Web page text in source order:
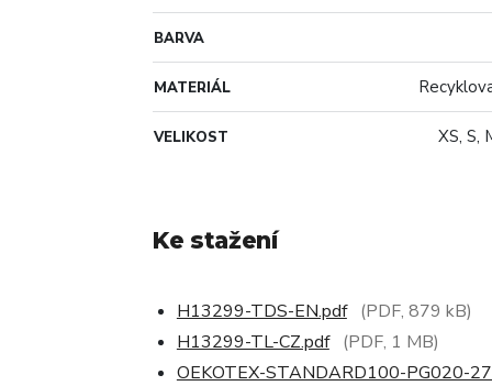
BARVA
MATERIÁL
VELIKOST XS, S,
Ke stažení
H13299-TDS-EN.pdf (PDF, 879 kB)
H13299-TL-CZ.pdf (PDF, 1 MB)
OEKOTEX-STANDARD100-PG020-